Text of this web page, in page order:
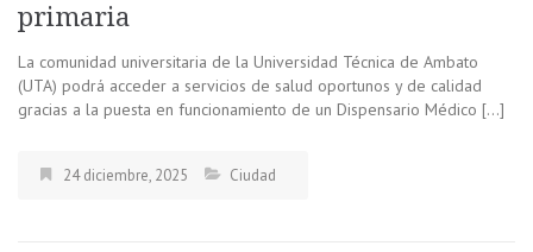
primaria
La comunidad universitaria de la Universidad Técnica de Ambato
(UTA) podrá acceder a servicios de salud oportunos y de calidad
gracias a la puesta en funcionamiento de un Dispensario Médico […]
24 diciembre, 2025 Ciudad